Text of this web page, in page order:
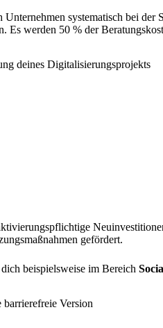
Unternehmen systematisch bei
Es werden 50 % der
deines Digitalisierungsprojekts
gefördert.
beispielsweise im Bereich
barrierefreie Version